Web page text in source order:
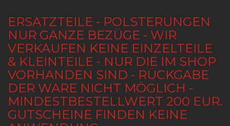
ERSATZTEILE - POLSTERUNGEN
NUR GANZE BEZÜGE - WIR
VERKAUFEN KEINE EINZELTEILE
& KLEINTEILE - NUR DIE IM SHOP
VORHANDEN SIND - RÜCKGABE
DER WARE NICHT MÖGLICH -
MINDESTBESTELLWERT 200 EUR.
GUTSCHEINE FINDEN KEINE